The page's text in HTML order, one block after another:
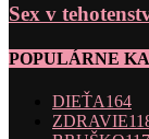
Sex v
POPULÁRNE
DIEŤA164
ZDRAVIE